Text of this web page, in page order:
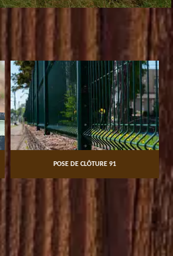
POSE DE CLÔTURE 91